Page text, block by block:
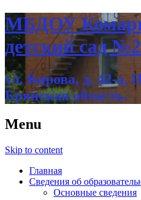
МБДОУ
детский сад №2
ул. Кирова, д. 42-а,
Брянская область.
Menu
Skip to content
Главная
Сведения об
Основные сведения